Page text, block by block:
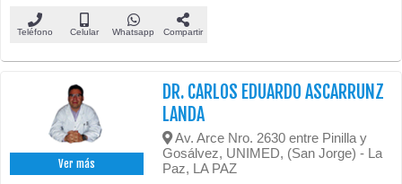
Teléfono Celular Whatsapp Compartir
Ver más
DR. CARLOS EDUARDO ASCARRUNZ
LANDA
Av. Arce Nro. 2630 entre Pinilla y
Gosálvez, UNIMED, (San Jorge) - La
Paz, LA PAZ